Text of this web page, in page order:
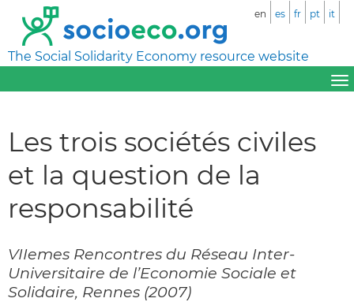
The Social Solidarity Economy resource website
en es fr pt it
Les trois sociétés civiles
et la question de la
responsabilité
VIIemes Rencontres du Réseau Inter-
Universitaire de l’Economie Sociale et
Solidaire, Rennes (2007)